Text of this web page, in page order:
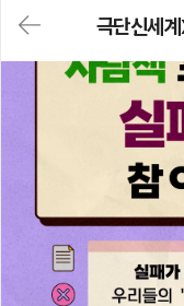
가
모
극단신세